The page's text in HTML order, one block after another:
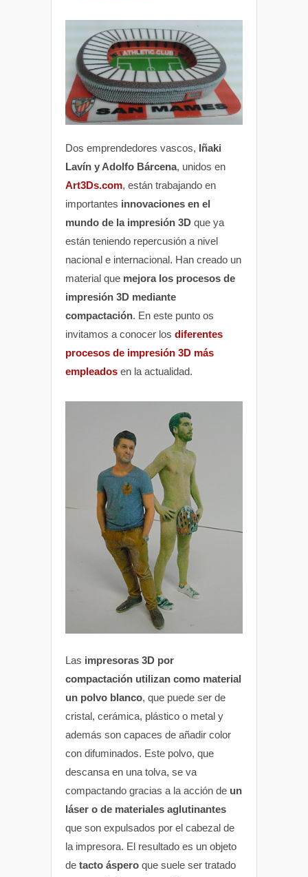
Dos emprendedores vascos, Iñaki
Lavín y Adolfo Bárcena, unidos en
Art3Ds.com, están trabajando en
importantes innovaciones en el
mundo de la impresión 3D que ya
están teniendo repercusión a nivel
nacional e internacional. Han creado un
material que mejora los procesos de
impresión 3D mediante
compactación. En este punto os
invitamos a conocer los diferentes
procesos de impresión 3D más
empleados en la actualidad.
Las impresoras 3D por
compactación utilizan como material
un polvo blanco, que puede ser de
cristal, cerámica, plástico o metal y
además son capaces de añadir color
con difuminados. Este polvo, que
descansa en una tolva, se va
compactando gracias a la acción de un
láser o de materiales aglutinantes
que son expulsados por el cabezal de
la impresora. El resultado es un objeto
de tacto áspero que suele ser tratado